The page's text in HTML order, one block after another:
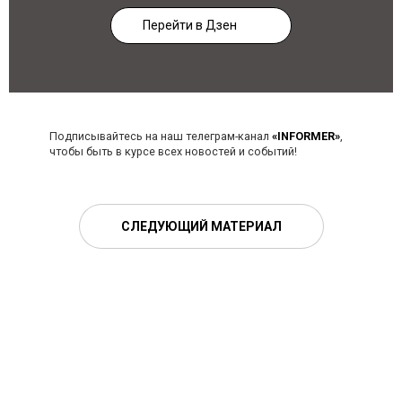
Перейти в Дзен
Подписывайтесь на наш телеграм-канал «INFORMER»,
чтобы быть в курсе всех новостей и событий!
СЛЕДУЮЩИЙ МАТЕРИАЛ